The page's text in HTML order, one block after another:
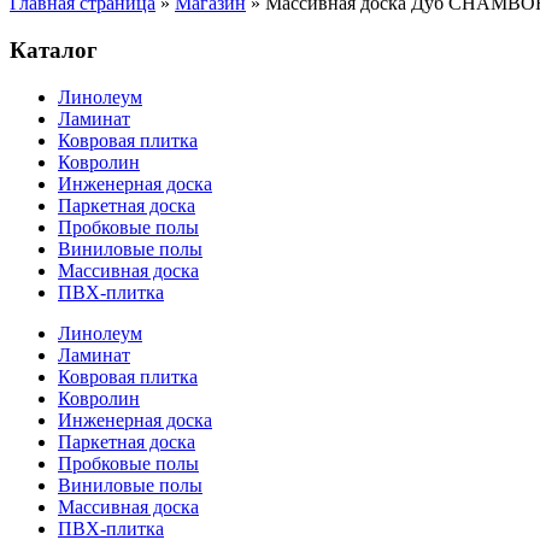
Каталог
Линолеум
Ламинат
Ковровая плитка
Ковролин
Инженерная доска
Паркетная доска
Пробковые полы
Виниловые полы
Массивная доска
ПВХ-плитка
Линолеум
Ламинат
Ковровая плитка
Ковролин
Инженерная доска
Паркетная доска
Пробковые полы
Виниловые полы
Массивная доска
ПВХ-плитка